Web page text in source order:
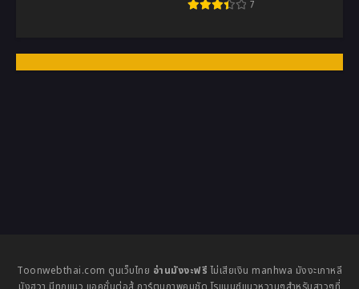
7
Toonwebthai.com ตูนเว็บไทย อ่านมังงะฟรี ไม่เสียเงิน manhwa มังงะเกาหลี